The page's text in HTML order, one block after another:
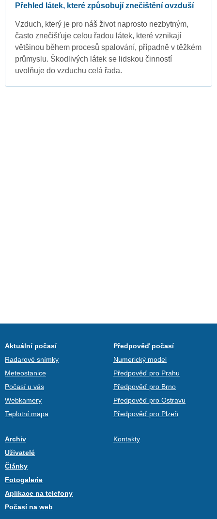
Přehled látek, které způsobují znečištění ovzduší
Vzduch, který je pro náš život naprosto nezbytným,
často znečišťuje celou řadou látek, které vznikají
většinou během procesů spalování, případně v těžkém
průmyslu. Škodlivých látek se lidskou činností
uvolňuje do vzduchu celá řada.
Aktuální počasí
Radarové snímky
Meteostanice
Počasí u vás
Webkamery
Teplotní mapa
Předpověď počasí
Numerický model
Předpověď pro Prahu
Předpověď pro Brno
Předpověď pro Ostravu
Předpověď pro Plzeň
Archiv
Uživatelé
Články
Fotogalerie
Aplikace na telefony
Počasí na web
Kontakty